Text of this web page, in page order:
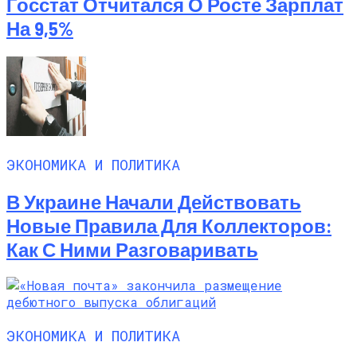
На 9,5%
ЭКОНОМИКА И ПОЛИТИКА
В Украине Начали Действовать
Новые Правила Для Коллекторов:
Как С Ними Разговаривать
ЭКОНОМИКА И ПОЛИТИКА